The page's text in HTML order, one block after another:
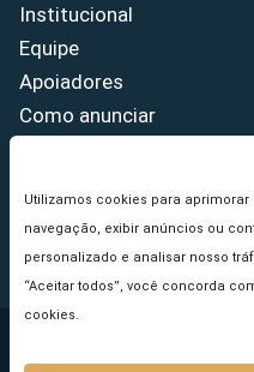
Utilizamos cookies para aprimorar
navegação, exibir anúncios ou
personalizado e analisar nosso
“Aceitar todos”, você concorda
cookies.
Institucional
Equipe
Apoiadores
Como anunciar
Princípios Editoriais
Copyright © 2026 -